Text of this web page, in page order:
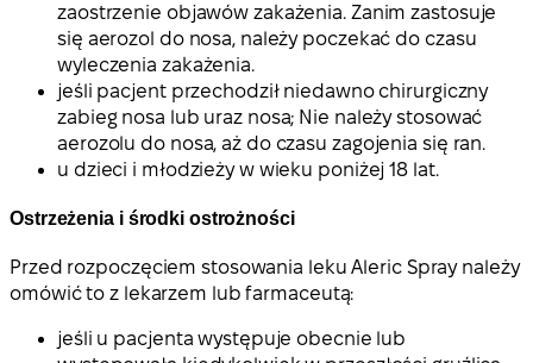
zaostrzenie objawów zakażenia. Zanim zastosuje
się aerozol do nosa, należy poczekać do czasu
wyleczenia zakażenia.
jeśli pacjent przechodził niedawno chirurgiczny
zabieg nosa lub uraz nosa; Nie należy stosować
aerozolu do nosa, aż do czasu zagojenia się ran.
u dzieci i młodzieży w wieku poniżej 18 lat.
Ostrzeżenia i środki ostrożności
Przed rozpoczęciem stosowania leku Aleric Spray należy
omówić to z lekarzem lub farmaceutą:
jeśli u pacjenta występuje obecnie lub